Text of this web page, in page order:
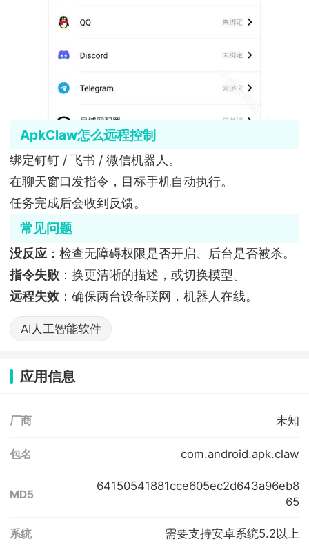
ApkClaw怎么远程控制
绑定钉钉 / 飞书 / 微信机器人。
在聊天窗口发指令，目标手机自动执行。
任务完成后会收到反馈。
常见问题
没反应 ：检查无障碍权限是否开启、后台是否被杀。
指令失败 ：换更清晰的描述，或切换模型。
远程失效 ：确保两台设备联网，机器人在线。
AI人工智能软件
应用信息
厂商 未知
包名 com.android.apk.claw
MD5
64150541881cce605ec2d643a96eb8
65
系统 需要支持安卓系统5.2以上